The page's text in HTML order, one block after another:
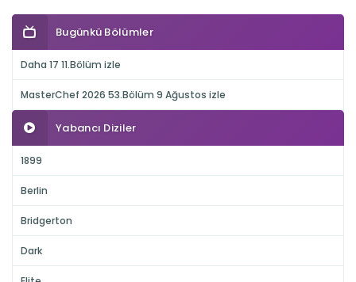
Bugünkü Bölümler
Daha 17 11.Bölüm izle
MasterChef 2026 53.Bölüm 9 Ağustos izle
Yabancı Diziler
1899
Berlin
Bridgerton
Dark